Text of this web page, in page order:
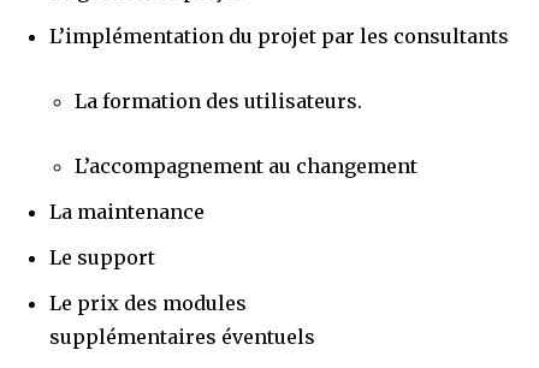
L’implémentation du projet par les consultants
La formation des utilisateurs.
L’accompagnement au changement
La maintenance
Le support
Le prix des modules
supplémentaires éventuels